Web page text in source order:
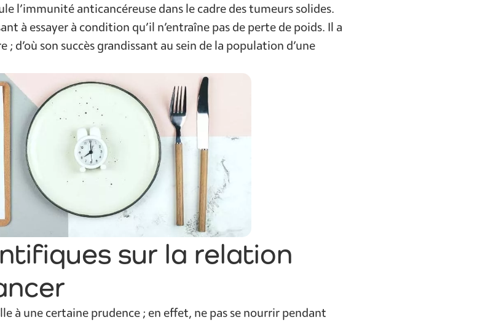
l’immunité anticancéreuse dans le cadre des tumeurs solides.
à essayer à condition qu’il n’entraîne pas de perte de poids. Il a
d’où son succès grandissant au sein de la population d’une
sur la relation
à une certaine prudence ; en effet, ne pas se nourrir pendant